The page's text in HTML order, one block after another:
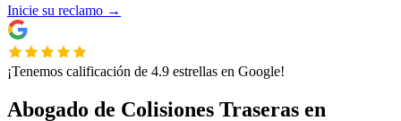
Inicie su reclamo →
¡Tenemos calificación de 4.9 estrellas en Google!
Abogado de Colisiones Traseras en